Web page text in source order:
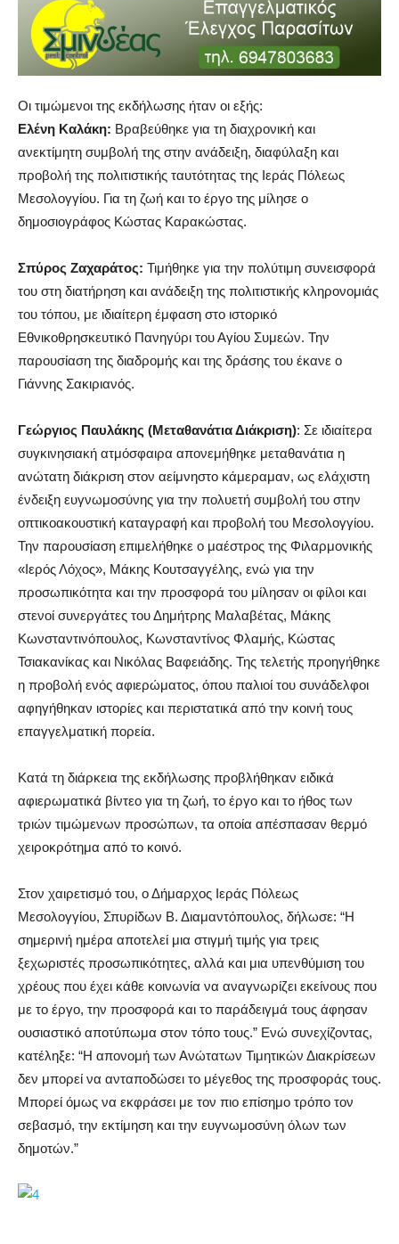
Οι τιμώμενοι της εκδήλωσης ήταν οι εξής:
Ελένη Καλάκη: Βραβεύθηκε για τη διαχρονική και
ανεκτίμητη συμβολή της στην ανάδειξη, διαφύλαξη και
προβολή της πολιτιστικής ταυτότητας της Ιεράς Πόλεως
Μεσολογγίου. Για τη ζωή και το έργο της μίλησε ο
δημοσιογράφος Κώστας Καρακώστας.
Σπύρος Ζαχαράτος: Τιμήθηκε για την πολύτιμη συνεισφορά
του στη διατήρηση και ανάδειξη της πολιτιστικής κληρονομιάς
του τόπου, με ιδιαίτερη έμφαση στο ιστορικό
Εθνικοθρησκευτικό Πανηγύρι του Αγίου Συμεών. Την
παρουσίαση της διαδρομής και της δράσης του έκανε ο
Γιάννης Σακιριανός.
Γεώργιος Παυλάκης (Μεταθανάτια Διάκριση): Σε ιδιαίτερα
συγκινησιακή ατμόσφαιρα απονεμήθηκε μεταθανάτια η
ανώτατη διάκριση στον αείμνηστο κάμεραμαν, ως ελάχιστη
ένδειξη ευγνωμοσύνης για την πολυετή συμβολή του στην
οπτικοακουστική καταγραφή και προβολή του Μεσολογγίου.
Την παρουσίαση επιμελήθηκε ο μαέστρος της Φιλαρμονικής
«Ιερός Λόχος», Μάκης Κουτσαγγέλης, ενώ για την
προσωπικότητα και την προσφορά του μίλησαν οι φίλοι και
στενοί συνεργάτες του Δημήτρης Μαλαβέτας, Μάκης
Κωνσταντινόπουλος, Κωνσταντίνος Φλαμής, Κώστας
Τσιακανίκας και Νικόλας Βαφειάδης. Της τελετής προηγήθηκε
η προβολή ενός αφιερώματος, όπου παλιοί του συνάδελφοι
αφηγήθηκαν ιστορίες και περιστατικά από την κοινή τους
επαγγελματική πορεία.
Κατά τη διάρκεια της εκδήλωσης προβλήθηκαν ειδικά
αφιερωματικά βίντεο για τη ζωή, το έργο και το ήθος των
τριών τιμώμενων προσώπων, τα οποία απέσπασαν θερμό
χειροκρότημα από το κοινό.
Στον χαιρετισμό του, ο Δήμαρχος Ιεράς Πόλεως
Μεσολογγίου, Σπυρίδων Β. Διαμαντόπουλος, δήλωσε: “Η
σημερινή ημέρα αποτελεί μια στιγμή τιμής για τρεις
ξεχωριστές προσωπικότητες, αλλά και μια υπενθύμιση του
χρέους που έχει κάθε κοινωνία να αναγνωρίζει εκείνους που
με το έργο, την προσφορά και το παράδειγμά τους άφησαν
ουσιαστικό αποτύπωμα στον τόπο τους.” Ενώ συνεχίζοντας,
κατέληξε: “Η απονομή των Ανώτατων Τιμητικών Διακρίσεων
δεν μπορεί να ανταποδώσει το μέγεθος της προσφοράς τους.
Μπορεί όμως να εκφράσει με τον πιο επίσημο τρόπο τον
σεβασμό, την εκτίμηση και την ευγνωμοσύνη όλων των
δημοτών.”